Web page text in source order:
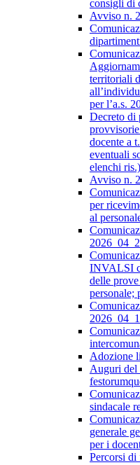
consigli di
Avviso n.
territoriali
per l’a.s.
Decreto di
docente a
eventuali
elenchi ris.)
Avviso n.
per
al
INVALSI
delle
personale;
Adozione
Auguri del
sindacale
generale
per i
Percorsi